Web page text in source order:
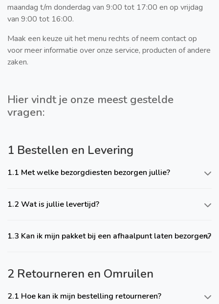
maandag t/m donderdag van 9:00 tot 17:00 en op vrijdag
van 9:00 tot 16:00.
Maak een keuze uit het menu rechts of neem contact op
voor meer informatie over onze service, producten of andere
zaken.
Hier vindt je onze meest gestelde
vragen:
1 Bestellen en Levering
1.1 Met welke bezorgdiesten bezorgen jullie?
1.2 Wat is jullie levertijd?
1.3 Kan ik mijn pakket bij een afhaalpunt laten bezorgen?
2 Retourneren en Omruilen
2.1 Hoe kan ik mijn bestelling retourneren?